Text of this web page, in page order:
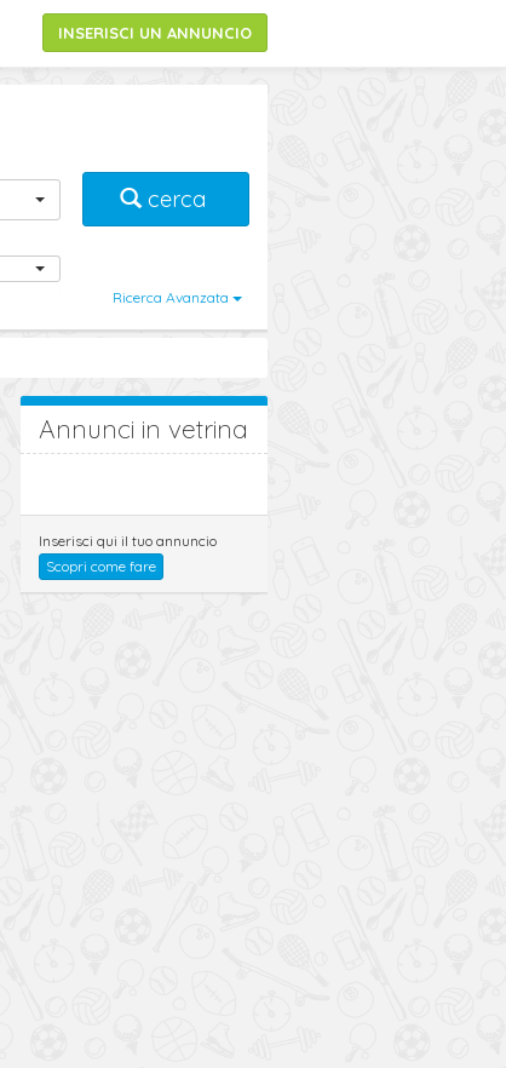
INSERISCI UN ANNUNCIO
cerca
Ricerca Avanzata
Annunci in vetrina
Inserisci qui il tuo annuncio
Scopri come fare